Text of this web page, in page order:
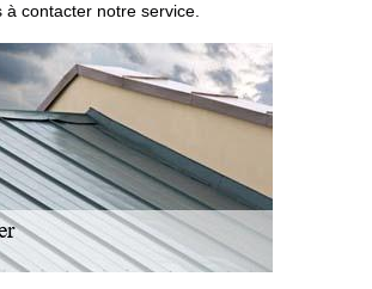
à contacter notre service.